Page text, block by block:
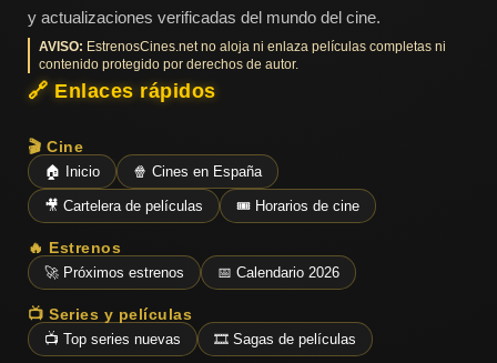
Series
de TV y
Streaming
Plataformas
Streaming
📅
ESTRENOS
Y
CALENDARIO
y actualizaciones verificadas del mundo del cine.
AVISO: EstrenosCines.net no aloja ni enlaza películas completas ni
contenido protegido por derechos de autor.
🔗 Enlaces rápidos
🎬 Cine
🏠 Inicio 🍿 Cines en España
🎥 Cartelera de películas 🎟️ Horarios de cine
🔥 Estrenos
🚀 Próximos estrenos 📅 Calendario 2026
📺 Series y películas
📺 Top series nuevas 🎞️ Sagas de películas